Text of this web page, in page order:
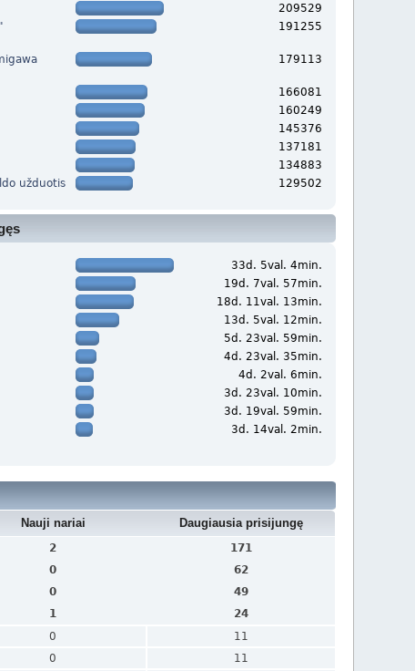
209529
191255
179113
166081
160249
145376
137181
134883
užduotis
129502
33d. 5val. 4min.
19d. 7val. 57min.
18d. 11val. 13min.
13d. 5val. 12min.
5d. 23val. 59min.
4d. 23val. 35min.
4d. 2val. 6min.
3d. 23val. 10min.
3d. 19val. 59min.
3d. 14val. 2min.
Nauji nariai
Daugiausia prisijungę
2
171
0
62
0
49
1
24
0
11
0
11